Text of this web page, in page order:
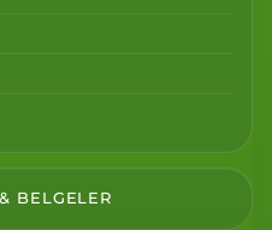
BELGELER